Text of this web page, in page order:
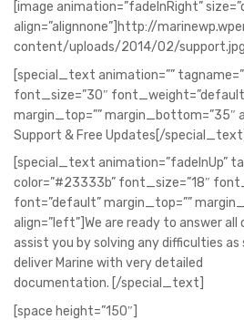
[image animation=”fadeInRight”
align=”alignnone”]http://
content/uploads/2014/02/
[special_text animation=””
font_size=”30″
margin_top=”” margin_bottom=”35″
Support & Free Updates[/special_text]
[special_text animation=”fadeInUp”
color=”#23333b” font_size=”18″
font=”default” margin_top=””
align=”left”]We are ready to answer
assist you by solving any difficulties as
deliver Marine with very detailed
documentation. [/special_text]
[space height=”150″]